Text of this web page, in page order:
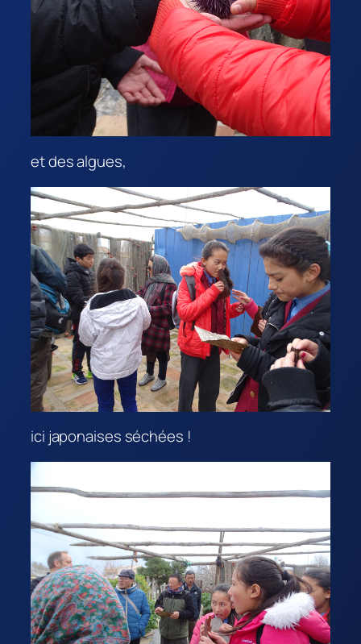
et des algues,
ici japonaises séchées !